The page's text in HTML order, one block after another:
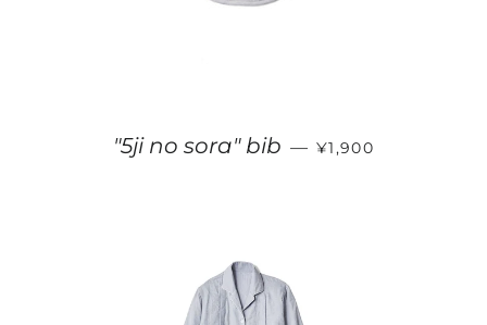
"5ji no sora" bib — 販売価格
¥1,900